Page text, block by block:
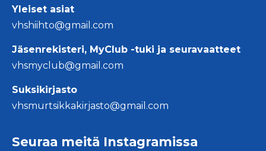
Yleiset asiat
vhshiihto@gmail.com
Jäsenrekisteri, MyClub -tuki ja seuravaatteet
vhsmyclub@gmail.com
Suksikirjasto
vhsmurtsikkakirjasto@gmail.com
Seuraa meitä Instagramissa